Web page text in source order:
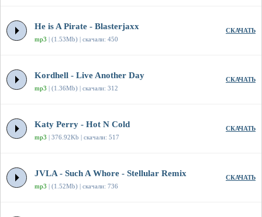
He is A Pirate - Blasterjaxx
mp3 | (1.53Mb) | скачали: 450
СКАЧАТЬ
Kordhell - Live Another Day
mp3 | (1.36Mb) | скачали: 312
СКАЧАТЬ
Katy Perry - Hot N Cold
mp3 | 376.92Kb | скачали: 517
СКАЧАТЬ
JVLA - Such A Whore - Stellular Remix
mp3 | (1.52Mb) | скачали: 736
СКАЧАТЬ